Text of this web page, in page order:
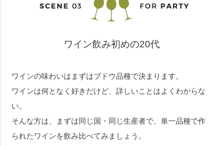
ワイン飲み初めの20代
ワインの味わいはまずはブドウ品種で決まります。
ワインは何となく好きだけど、詳しいことはよくわからな
い。
そんな方は、まずは同じ国・同じ生産者で、単一品種で作
られたワインを飲み比べてみましょう。